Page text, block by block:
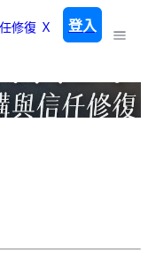
修復 Ｘ
登入